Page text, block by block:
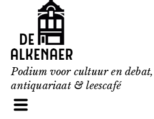
content
Podium voor cultuur en debat,
antiquariaat & leescafé